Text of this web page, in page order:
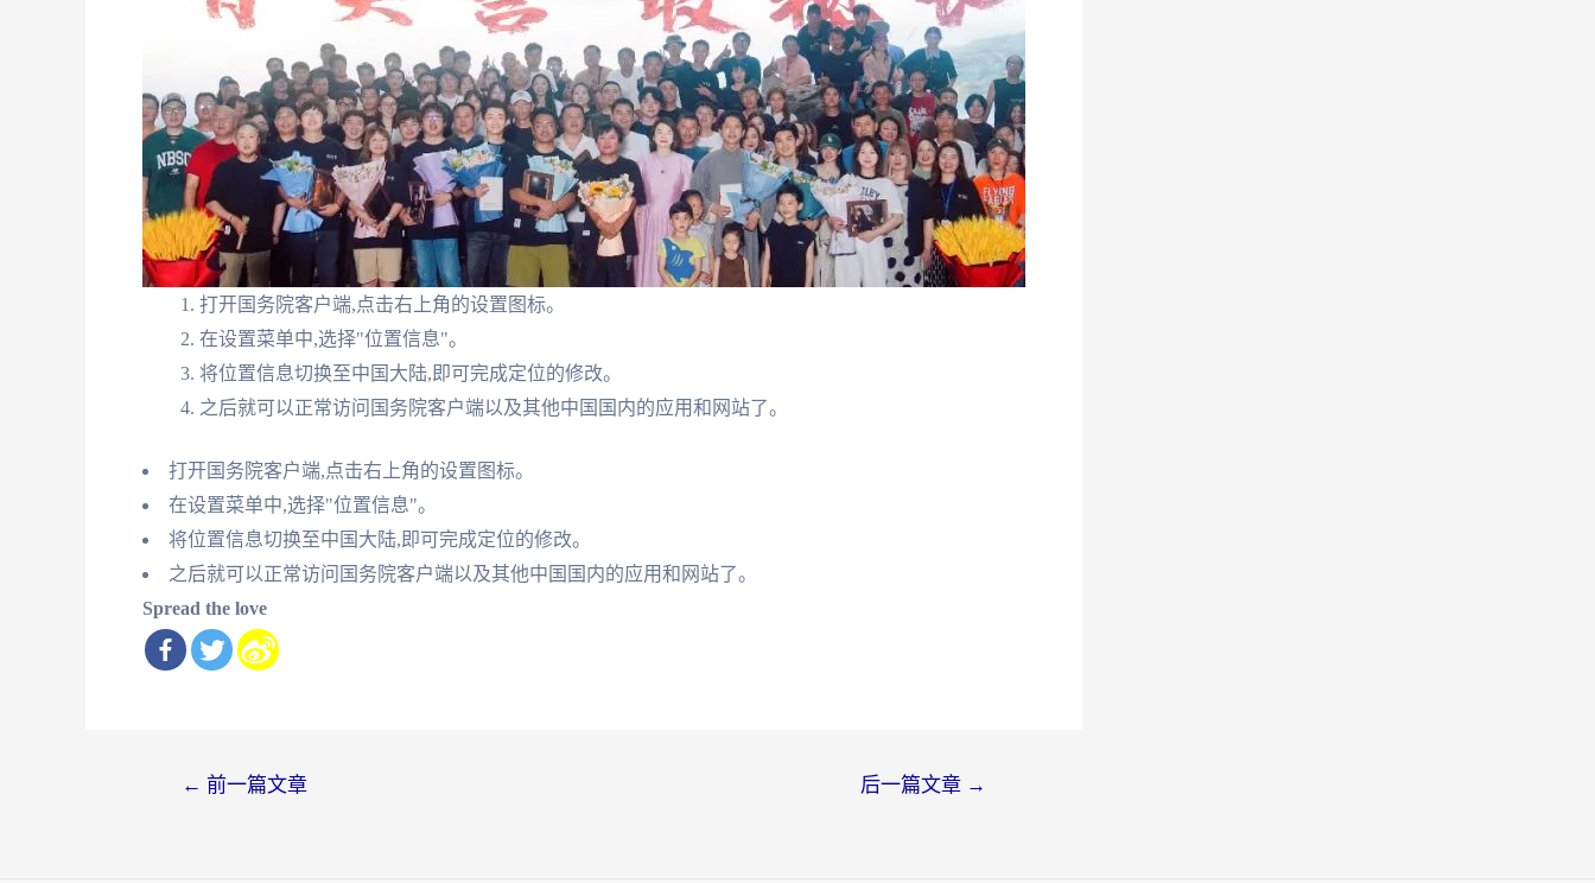
打开国务院客户端,点击右上角的设置图标。
在设置菜单中,选择"位置信息"。
将位置信息切换至中国大陆,即可完成定位的修改。
之后就可以正常访问国务院客户端以及其他中国国内的应用和网站了。
打开国务院客户端,点击右上角的设置图标。
在设置菜单中,选择"位置信息"。
将位置信息切换至中国大陆,即可完成定位的修改。
之后就可以正常访问国务院客户端以及其他中国国内的应用和网站了。
Spread the love
← 前一篇文章 后一篇文章 →